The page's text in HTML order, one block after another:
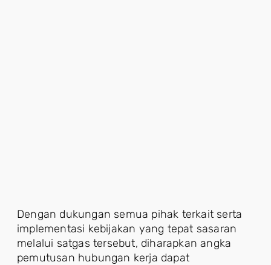
Dengan dukungan semua pihak terkait serta
implementasi kebijakan yang tepat sasaran
melalui satgas tersebut, diharapkan angka
pemutusan hubungan kerja dapat